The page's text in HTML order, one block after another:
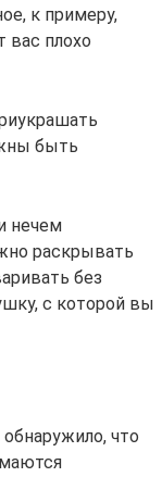
к примеру,
вас плохо
быть
нечем
раскрывать
без
с которой вы
что